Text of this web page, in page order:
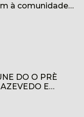
à comunidade
DO O PRÈ
E